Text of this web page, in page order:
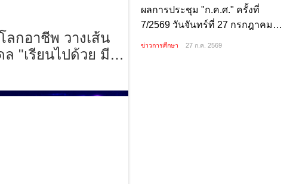
ผลการประชุม "ก.ค.ศ." ครั้งที่ 7/2569
วันจันทร์ที่ 27 กรกฎาคม พ.ศ. 2569
ข่าวการศึกษา 27 ก.ค. 2569